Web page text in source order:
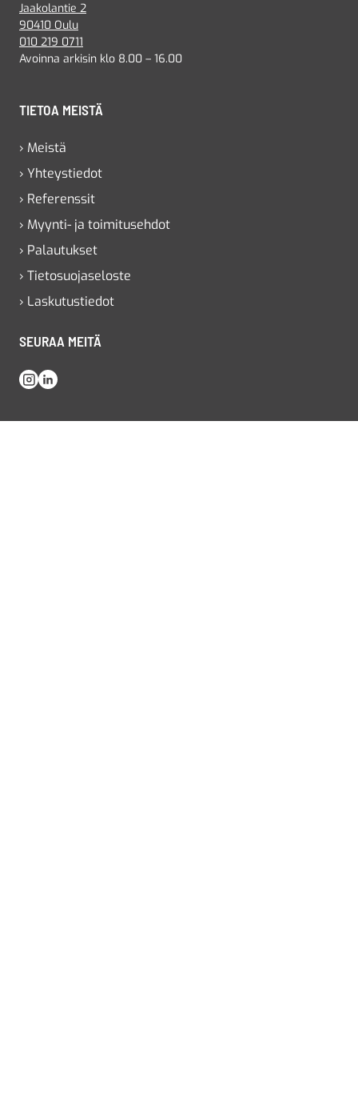
Jaakolantie 2
90410 Oulu
010 219 0711
Avoinna arkisin klo 8.00 – 16.00
TIETOA MEISTÄ
› Meistä
› Yhteystiedot
› Referenssit
› Myynti- ja toimitusehdot
› Palautukset
› Tietosuojaseloste
› Laskutustiedot
SEURAA MEITÄ
Instagram
LinkedIn